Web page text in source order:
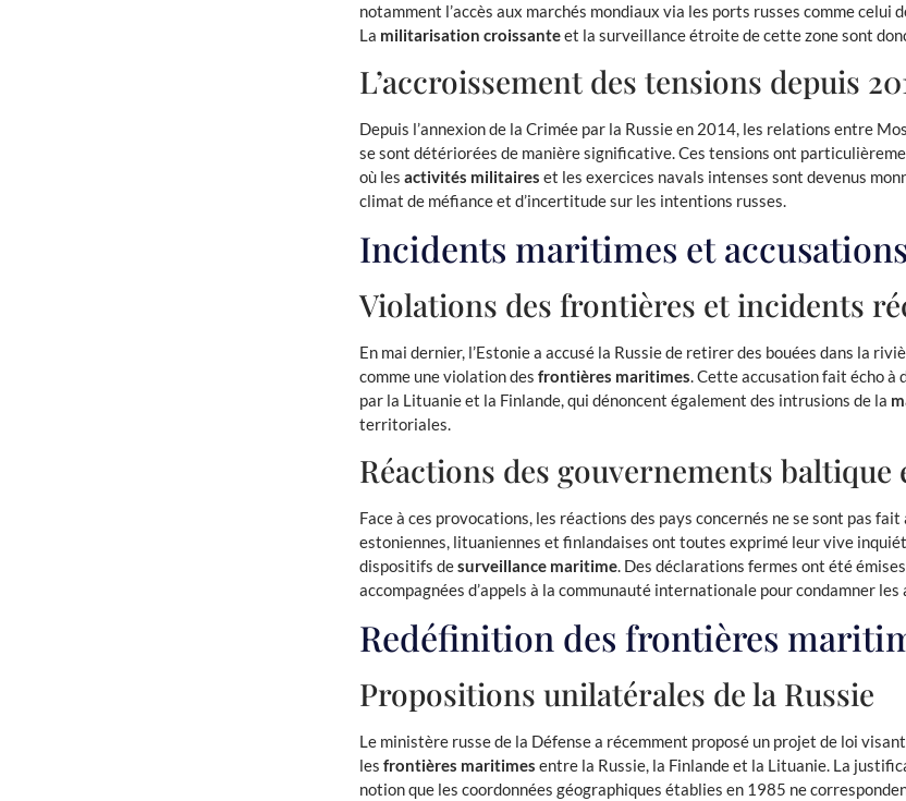
notamment l’accès aux marchés mondiaux via les ports russes comme celui
La militarisation croissanteet la surveillance étroite de cette zone sont
L’accroissement des tensions depuis
Depuis l’annexion de la Crimée par la Russie en 2014, les relations entre
se sont détériorées de manière significative. Ces tensions ont
où les activités militaires et les exercices navals intenses sont devenus
climat de méfiance et d’incertitude sur les intentions russes.
Incidents maritimes et accusations
Violations des frontières et incidents
En mai dernier, l’Estonie a accusé la Russie de retirer des bouées dans la
comme une violation des frontières maritimes. Cette accusation fait écho à
par la Lituanie et la Finlande, qui dénoncent également des intrusions de la
territoriales.
Réactions des gouvernements
Face à ces provocations, les réactions des pays concernés ne se sont pas
estoniennes, lituaniennes et finlandaises ont toutes exprimé leur vive
dispositifs desurveillance maritime . Des déclarations fermes ont été
accompagnées d’appels à la communauté internationale pour condamner les
Redéfinition des frontières
Propositions unilatérales de la Russie
Le ministère russe de la Défense a récemment proposé un projet de loi
les frontières maritimes entre la Russie, la Finlande et la Lituanie. La
notion que les coordonnées géographiques établies en 1985 ne